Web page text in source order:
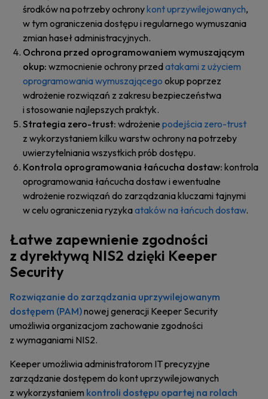
środków na potrzeby ochronykont uprzywilejowanych,
w tym ograniczenia dostępu i regularnego wymuszania
zmian haseł administracyjnych.
Ochrona przed oprogramowaniem wymuszającym
okup: wzmocnienie ochrony przedatakami z użyciem
oprogramowania wymuszającego okup poprzez
wdrożenie rozwiązań z zakresu bezpieczeństwa
i stosowanie najlepszych praktyk.
Strategia zero-trust: wdrożenie podejścia zero-trust
z wykorzystaniem kilku warstw ochrony na potrzeby
uwierzytelniania wszystkich prób dostępu.
Kontrola oprogramowania łańcucha dostaw: kontrola
oprogramowania łańcucha dostaw i ewentualne
wdrożenie rozwiązań do zarządzania kluczami tajnymi
w celu ograniczenia ryzykaataków na łańcuch dostaw.
Łatwe zapewnienie zgodności
z dyrektywą NIS2 dzięki Keeper
Security
Rozwiązanie do zarządzania uprzywilejowanym
dostępem (PAM)nowej generacji Keeper Security
umożliwia organizacjom zachowanie zgodności
z wymaganiami NIS2.
Keeper umożliwia administratorom IT precyzyjne
zarządzanie dostępem do kont uprzywilejowanych
z wykorzystaniem kontroli dostępu opartej na rolach